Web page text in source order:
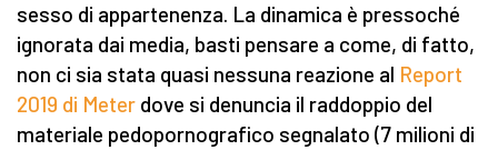
sesso di appartenenza. La dinamica è pressoché
ignorata dai media, basti pensare a come, di fatto,
non ci sia stata quasi nessuna reazione al Report
2019 di Meter dove si denuncia il raddoppio del
materiale pedopornografico segnalato (7 milioni di